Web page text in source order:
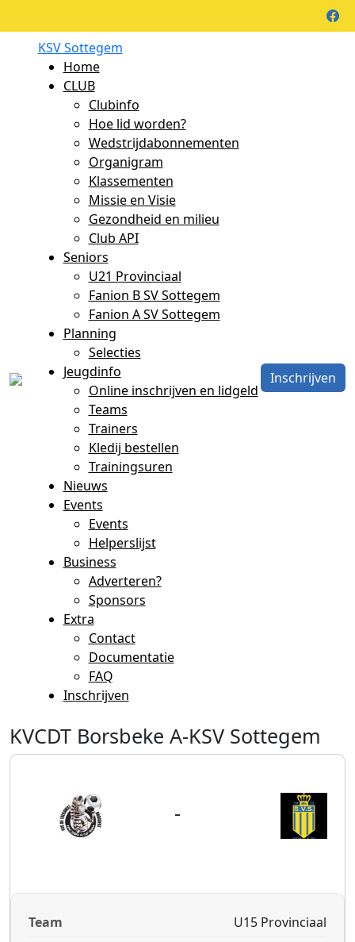
KSV Sottegem
Home
CLUB
Clubinfo
Hoe lid worden?
Wedstrijdabonnementen
Organigram
Klassementen
Missie en Visie
Gezondheid en milieu
Club API
Seniors
U21 Provinciaal
Fanion B SV Sottegem
Fanion A SV Sottegem
Planning
Selecties
Jeugdinfo
Online inschrijven en lidgeld
Teams
Trainers
Kledij bestellen
Trainingsuren
Nieuws
Events
Events
Helperslijst
Business
Adverteren?
Sponsors
Extra
Contact
Documentatie
FAQ
Inschrijven
Inschrijven
KVCDT Borsbeke A-KSV Sottegem
-
Team
U15 Provinciaal